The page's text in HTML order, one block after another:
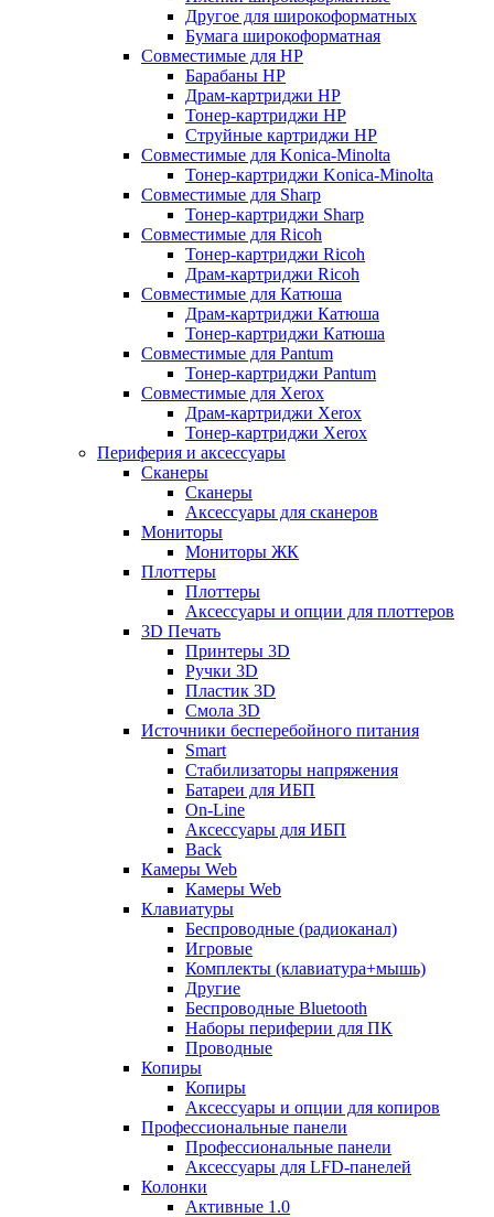
Другое для широкоформатных
Бумага широкоформатная
Совместимые для HP
Барабаны HP
Драм-картриджи HP
Тонер-картриджи HP
Струйные картриджи HP
Совместимые для Konica-Minolta
Тонер-картриджи Konica-Minolta
Совместимые для Sharp
Тонер-картриджи Sharp
Совместимые для Ricoh
Тонер-картриджи Ricoh
Драм-картриджи Ricoh
Совместимые для Катюша
Драм-картриджи Катюша
Тонер-картриджи Катюша
Совместимые для Pantum
Тонер-картриджи Pantum
Совместимые для Xerox
Драм-картриджи Xerox
Тонер-картриджи Xerox
Периферия и аксессуары
Сканеры
Сканеры
Аксессуары для сканеров
Мониторы
Мониторы ЖК
Плоттеры
Плоттеры
Аксессуары и опции для плоттеров
3D Печать
Принтеры 3D
Ручки 3D
Пластик 3D
Смола 3D
Источники бесперебойного питания
Smart
Стабилизаторы напряжения
Батареи для ИБП
On-Line
Аксессуары для ИБП
Back
Камеры Web
Камеры Web
Клавиатуры
Беспроводные (радиоканал)
Игровые
Комплекты (клавиатура+мышь)
Другие
Беспроводные Bluetooth
Наборы периферии для ПК
Проводные
Копиры
Копиры
Аксессуары и опции для копиров
Профессиональные панели
Профессиональные панели
Аксессуары для LFD-панелей
Колонки
Активные 1.0